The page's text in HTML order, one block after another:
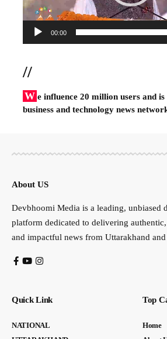
00:00
//
W e influence 20 million users and
business and technology news
About US
Devbhoomi Media is a leading, unbiased
platform dedicated to delivering
and impactful news from Uttarakhand
Quick Link
NATIONAL
Top
Home